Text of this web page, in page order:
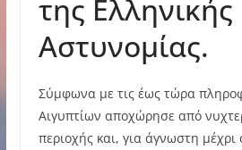
της Ελληνικής
Αστυνομίας.
Σύμφωνα με τις έως τώρα
Αιγυπτίων αποχώρησε από
περιοχής και, για άγνωστη μέχρι